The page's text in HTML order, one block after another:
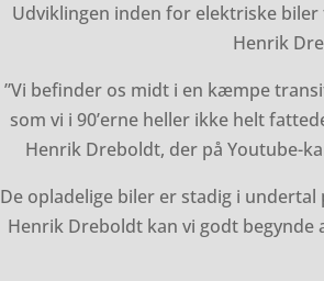
Udviklingen inden for elektriske
Henrik
”Vi befinder os midt i en kæmpe
som vi i 90’erne heller ikke helt
Henrik Dreboldt, der på Youtube-
De opladelige biler er stadig i
Henrik Dreboldt kan vi godt